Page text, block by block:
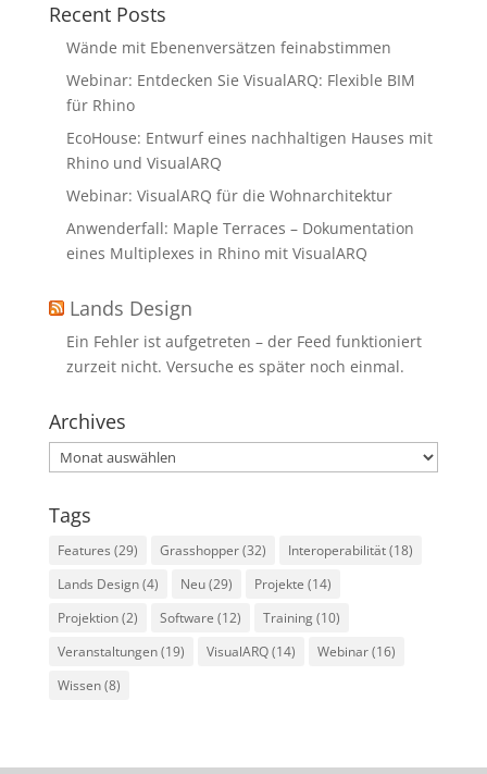
Recent Posts
Wände mit Ebenenversätzen feinabstimmen
Webinar: Entdecken Sie VisualARQ: Flexible BIM
für Rhino
EcoHouse: Entwurf eines nachhaltigen Hauses mit
Rhino und VisualARQ
Webinar: VisualARQ für die Wohnarchitektur
Anwenderfall: Maple Terraces – Dokumentation
eines Multiplexes in Rhino mit VisualARQ
Lands Design
Ein Fehler ist aufgetreten – der Feed funktioniert
zurzeit nicht. Versuche es später noch einmal.
Archives
Archives
Tags
Features (29) Grasshopper(32) Interoperabilität(18)
Lands Design(4) Neu(29) Projekte (14)
Projektion(2) Software (12) Training(10)
Veranstaltungen(19) VisualARQ(14) Webinar(16)
Wissen(8)